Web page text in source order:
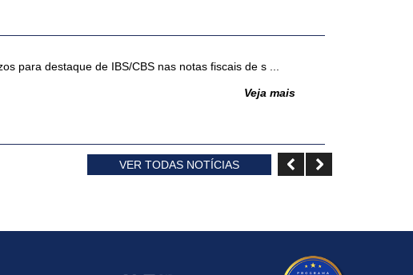
para destaque de IBS/CBS nas notas fiscais de s ...
Veja mais
adiamento das regras de validação dos docu ...
VER TODAS NOTÍCIAS